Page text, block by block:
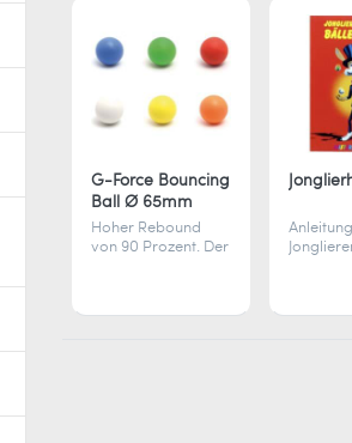
G-Force Bouncing
Ball Ø 65mm
Hoher Rebound
von 90 Prozent. Der